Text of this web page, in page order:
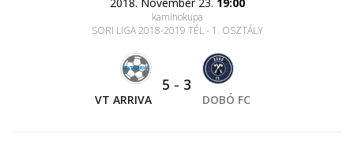
kaminokupa
SORI LIGA 2018-2019 TÉL - 1. OSZTÁLY
VT ARRIVA
5 - 3
DOBÓ FC